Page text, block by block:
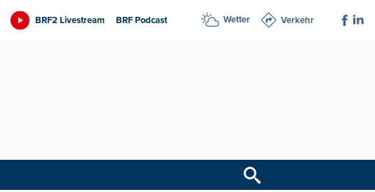
BRF2 Livestream BRF Podcast Wetter Verkehr